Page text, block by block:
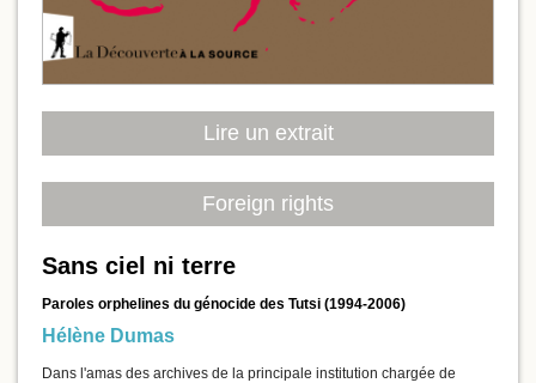
Lire un extrait
Foreign rights
Sans ciel ni terre
Paroles orphelines du génocide des Tutsi (1994-2006)
Hélène Dumas
Dans l'amas des archives de la principale institution chargée de